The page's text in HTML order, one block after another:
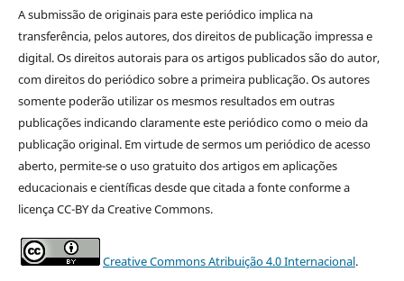
A submissão de originais para este periódico implica na
transferência, pelos autores, dos direitos de publicação impressa e
digital. Os direitos autorais para os artigos publicados são do autor,
com direitos do periódico sobre a primeira publicação. Os autores
somente poderão utilizar os mesmos resultados em outras
publicações indicando claramente este periódico como o meio da
publicação original. Em virtude de sermos um periódico de acesso
aberto, permite-se o uso gratuito dos artigos em aplicações
educacionais e científicas desde que citada a fonte conforme a
licença CC-BY da Creative Commons.
Creative Commons Atribuição 4.0 Internacional.